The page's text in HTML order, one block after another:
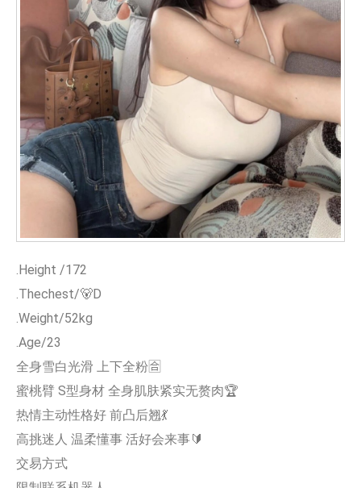
.Height /172
.Thechest/🐻D
.Weight/52kg
.Age/23
全身雪白光滑 上下全粉🈴
蜜桃臂 S型身材 全身肌肤紧实无赘肉🏆
热情主动性格好 前凸后翘💃
高挑迷人 温柔懂事 活好会来事🔰
交易方式